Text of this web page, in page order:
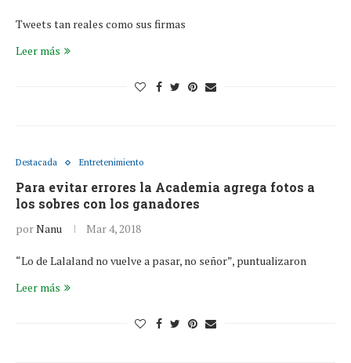
Tweets tan reales como sus firmas
Leer más
Destacada Entretenimiento
Para evitar errores la Academia agrega fotos a
los sobres con los ganadores
porNanu Mar 4, 2018
“Lo de Lalaland no vuelve a pasar, no señor”, puntualizaron
Leer más